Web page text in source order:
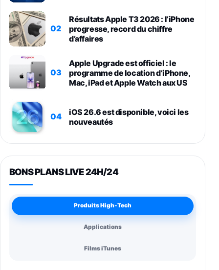
02
Résultats Apple T3 2026 : l’iPhone
progresse, record du chiffre
d’affaires
03
Apple Upgrade est officiel : le
programme de location d’iPhone,
Mac, iPad et Apple Watch aux US
04
iOS 26.6 est disponible, voici les
nouveautés
BONS PLANS LIVE 24H/24
Produits High-Tech
Applications
Films iTunes